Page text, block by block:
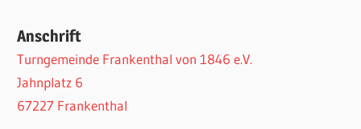
Anschrift
Turngemeinde Frankenthal von 1846 e.V.
Jahnplatz 6
67227 Frankenthal